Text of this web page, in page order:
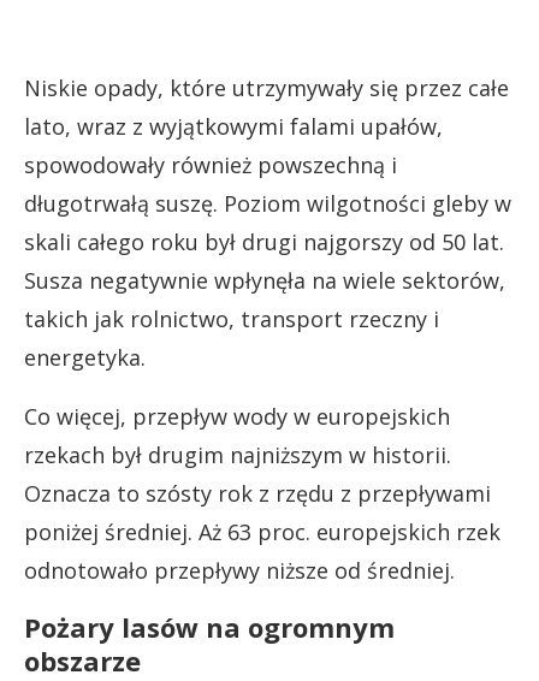
Niskie opady, które utrzymywały się przez całe
lato, wraz z wyjątkowymi falami upałów,
spowodowały również powszechną i
długotrwałą suszę. Poziom wilgotności gleby w
skali całego roku był drugi najgorszy od 50 lat.
Susza negatywnie wpłynęła na wiele sektorów,
takich jak rolnictwo, transport rzeczny i
energetyka.
Co więcej, przepływ wody w europejskich
rzekach był drugim najniższym w historii.
Oznacza to szósty rok z rzędu z przepływami
poniżej średniej. Aż 63 proc. europejskich rzek
odnotowało przepływy niższe od średniej.
Pożary lasów na ogromnym
obszarze